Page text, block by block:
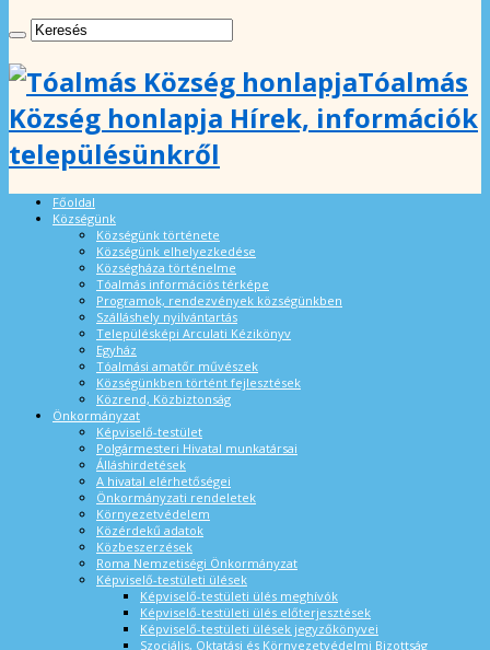
Tóalmás
Község honlapja Hírek, információk
településünkről
Főoldal
Községünk
Községünk története
Községünk elhelyezkedése
Községháza történelme
Tóalmás információs térképe
Programok, rendezvények községünkben
Szálláshely nyilvántartás
Településképi Arculati Kézikönyv
Egyház
Tóalmási amatőr művészek
Községünkben történt fejlesztések
Közrend, Közbiztonság
Önkormányzat
Képviselő-testület
Polgármesteri Hivatal munkatársai
Álláshirdetések
A hivatal elérhetőségei
Önkormányzati rendeletek
Környezetvédelem
Közérdekű adatok
Közbeszerzések
Roma Nemzetiségi Önkormányzat
Képviselő-testületi ülések
Képviselő-testületi ülés meghívók
Képviselő-testületi ülés előterjesztések
Képviselő-testületi ülések jegyzőkönyvei
Szociális, Oktatási és Környezetvédelmi Bizottság